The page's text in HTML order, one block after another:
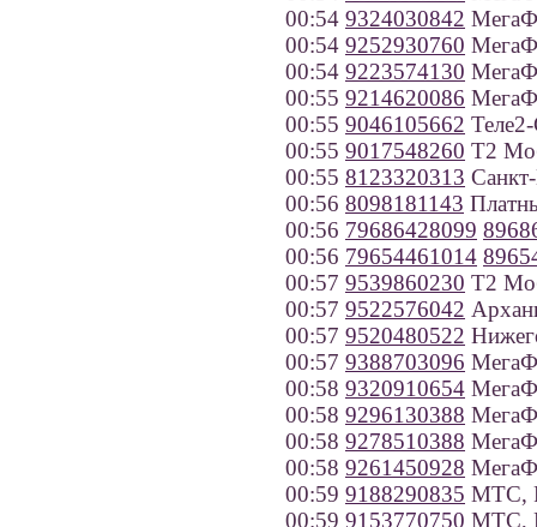
00:54 9324030842
00:54 9252930760
00:54 9223574130
00:55 9214620086
00:55 9046105662
00:55 9017548260 Т2
00:55 8123320313
00:56 8098181143
00:56 79686428099
00:56 79654461014
00:57 9539860230 Т2
00:57 9522576042
00:57 9520480522
00:57 9388703096
00:58 9320910654
00:58 9296130388
00:58 9278510388
00:58 9261450928
00:59 9188290835 МТС,
00:59 9153770750 МТС,